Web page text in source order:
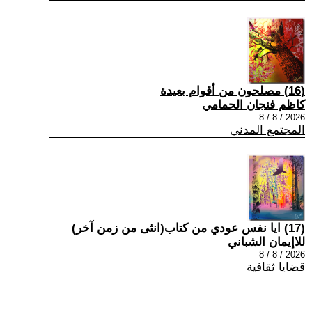
(16) مصلحون من أقوام بعيدة
كاظم فنجان الحمامي
2026 / 8 / 8
المجتمع المدني
(17) ايا نفس عودي من كتاب(انثى من زمن آخر)
للاإيمان الشباني
2026 / 8 / 8
قضايا ثقافية